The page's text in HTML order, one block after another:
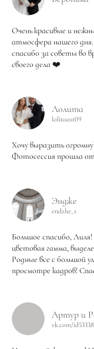
Очень красивые и
атмосфера нашего
спасибо за советы во
своего дела ❤️
Лолита
lolitaast09
Хочу выразить
Фотосессия прошла
Эндже
endzhe_s
Большое спасибо,
цветовая гамма,
Родные все с большой
просмотре кадров!
Артур и
vk.com/